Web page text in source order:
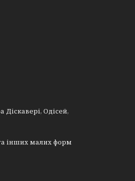
Діскавері, Одісей,
інших малих форм